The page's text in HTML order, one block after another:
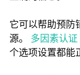
它可以帮助预防
源。 多因素认证
个选项设置都能